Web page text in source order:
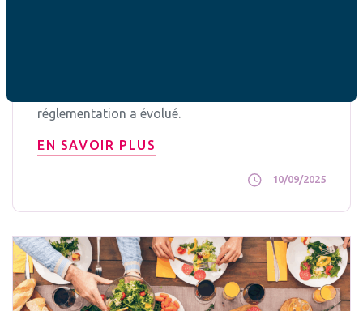
réglementation a évolué.
EN SAVOIR PLUS
10/09/2025